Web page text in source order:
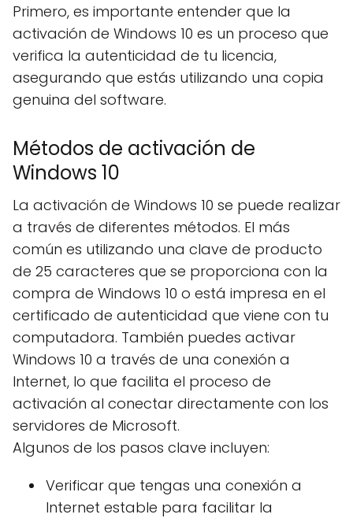
Primero, es importante entender que la
activación de Windows 10 es un proceso que
verifica la autenticidad de tu licencia,
asegurando que estás utilizando una copia
genuina del software.
Métodos de activación de
Windows 10
La activación de Windows 10 se puede realizar
a través de diferentes métodos. El más
común es utilizando una clave de producto
de 25 caracteres que se proporciona con la
compra de Windows 10 o está impresa en el
certificado de autenticidad que viene con tu
computadora. También puedes activar
Windows 10 a través de una conexión a
Internet, lo que facilita el proceso de
activación al conectar directamente con los
servidores de Microsoft.
Algunos de los pasos clave incluyen:
Verificar que tengas una conexión a
Internet estable para facilitar la